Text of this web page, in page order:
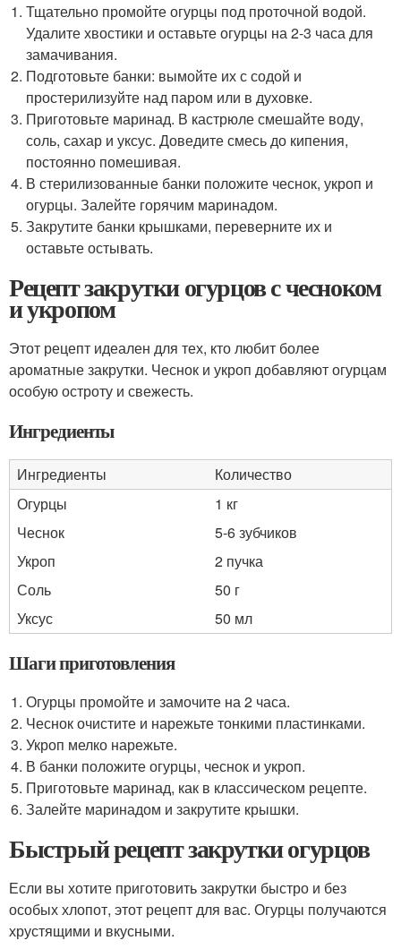
Тщательно промойте огурцы под проточной водой.
Удалите хвостики и оставьте огурцы на 2-3 часа для
замачивания.
Подготовьте банки: вымойте их с содой и
простерилизуйте над паром или в духовке.
Приготовьте маринад. В кастрюле смешайте воду,
соль, сахар и уксус. Доведите смесь до кипения,
постоянно помешивая.
В стерилизованные банки положите чеснок, укроп и
огурцы. Залейте горячим маринадом.
Закрутите банки крышками, переверните их и
оставьте остывать.
Рецепт закрутки огурцов с чесноком
и укропом
Этот рецепт идеален для тех, кто любит более
ароматные закрутки. Чеснок и укроп добавляют огурцам
особую остроту и свежесть.
Ингредиенты
Ингредиенты
Количество
Огурцы
1 кг
Чеснок
5-6 зубчиков
Укроп
2 пучка
Соль
50 г
Уксус
50 мл
Шаги приготовления
Огурцы промойте и замочите на 2 часа.
Чеснок очистите и нарежьте тонкими пластинками.
Укроп мелко нарежьте.
В банки положите огурцы, чеснок и укроп.
Приготовьте маринад, как в классическом рецепте.
Залейте маринадом и закрутите крышки.
Быстрый рецепт закрутки огурцов
Если вы хотите приготовить закрутки быстро и без
особых хлопот, этот рецепт для вас. Огурцы получаются
хрустящими и вкусными.